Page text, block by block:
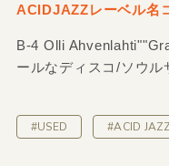
ACIDJAZZレーベル名
B-4 Olli
ールなディスコ/ソウル
#USED #ACID JAZZ